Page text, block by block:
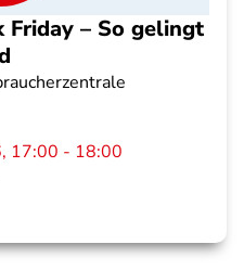
Friday – So gelingt
17:00 - 18:00